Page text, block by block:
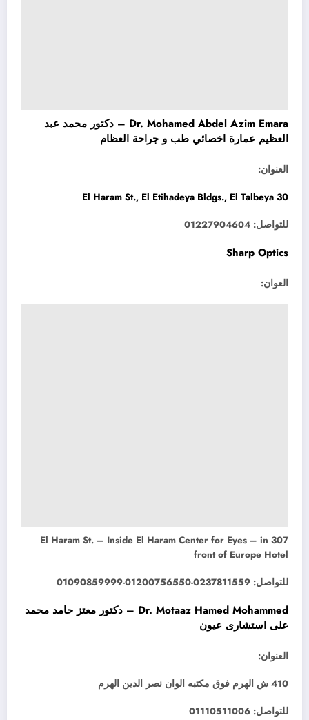
Dr. Mohamed Abdel Azim Emara – دكتور محمد عبد
العظيم عمارة اخصائي طب و جراحة العظام
العنوان:
30 El Haram St., El Etihadeya Bldgs., El Talbeya
للتواصل: 01227904604
Sharp Optics
العوان:
307 El Haram St. – Inside El Haram Center for Eyes – in
front of Europe Hotel
للتواصل: 0237811559-01200756550-01090859999
Dr. Motaaz Hamed Mohammed – دكتور معتز حامد محمد
على استشارى عيون
العنوان:
410 ش الهرم فوق مكتبه الوان نصر الدين الهرم
للتواصل: 01110511006